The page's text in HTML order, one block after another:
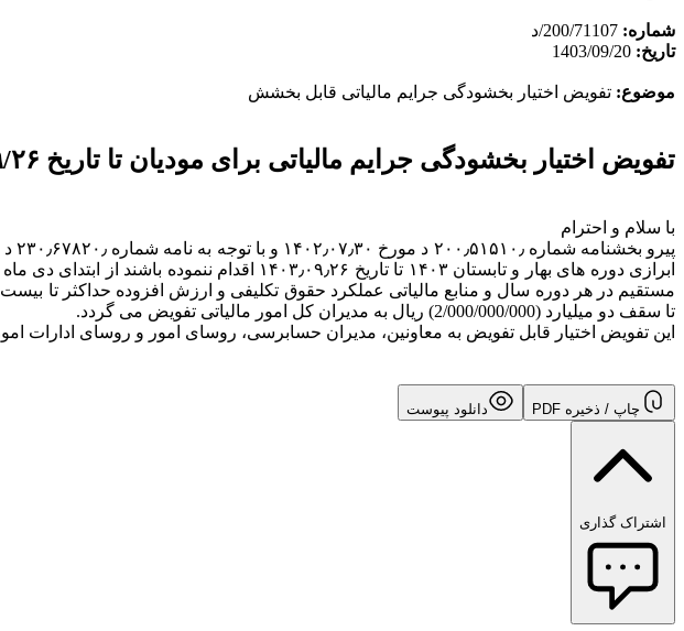
شماره: 200/71107/د
تاریخ: 1403/09/20
موضوع: تفویض اختیار بخشودگی جرایم مالیاتی قابل بخشش
تفویض اختیار بخشودگی جرایم مالیاتی برای مودیان تا تاریخ ۱۴۰۳/۰۹/۲۶
با سلام و احترام
تا سقف دو میلیارد (2/000/000/000) ریال به مدیران کل امور مالیاتی تفویض می گردد.
این تفویض اختیار قابل تفویض به معاونین، مدیران حسابرسی، روسای امور و روسای ادارات
چاپ / ذخیره PDF دانلود پیوست
اشتراک گذاری